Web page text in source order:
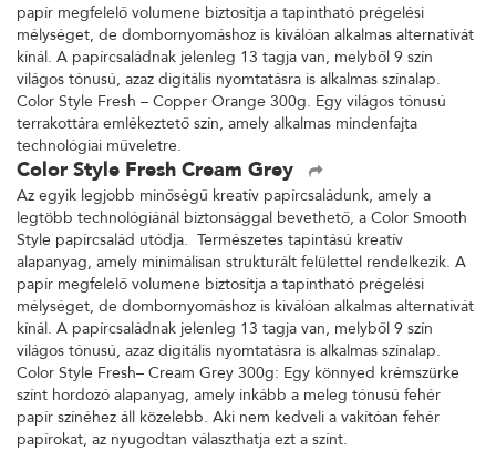
papír megfelelő volumene biztosítja a tapintható prégelési
mélységet, de dombornyomáshoz is kiválóan alkalmas alternatívát
kínál. A papírcsaládnak jelenleg 13 tagja van, melyből 9 szín
világos tónusú, azaz digitális nyomtatásra is alkalmas színalap.
Color Style Fresh – Copper Orange 300g. Egy világos tónusú
terrakottára emlékeztető szín, amely alkalmas mindenfajta
technológiai műveletre.
Color Style Fresh Cream Grey
Az egyik legjobb minőségű kreatív papírcsaládunk, amely a
legtöbb technológiánál biztonsággal bevethető, a Color Smooth
Style papírcsalád utódja. Természetes tapintású kreatív
alapanyag, amely minimálisan strukturált felülettel rendelkezik. A
papír megfelelő volumene biztosítja a tapintható prégelési
mélységet, de dombornyomáshoz is kiválóan alkalmas alternatívát
kínál. A papírcsaládnak jelenleg 13 tagja van, melyből 9 szín
világos tónusú, azaz digitális nyomtatásra is alkalmas színalap.
Color Style Fresh– Cream Grey 300g: Egy könnyed krémszürke
színt hordozó alapanyag, amely inkább a meleg tónusú fehér
papír színéhez áll közelebb. Aki nem kedveli a vakítóan fehér
papírokat, az nyugodtan választhatja ezt a színt.